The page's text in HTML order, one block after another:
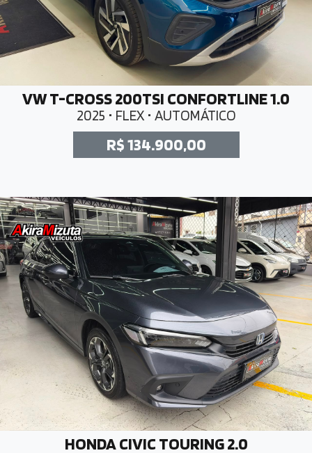
VW T-CROSS 200TSI CONFORTLINE 1.0
2025 • FLEX • AUTOMÁTICO
R$ 134.900,00
HONDA CIVIC TOURING 2.0